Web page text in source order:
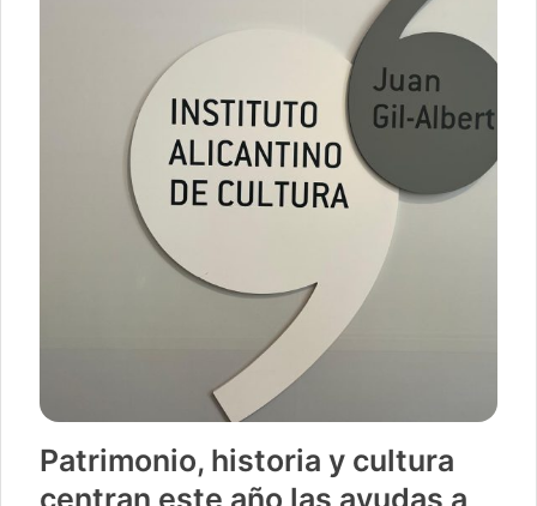
Patrimonio, historia y cultura